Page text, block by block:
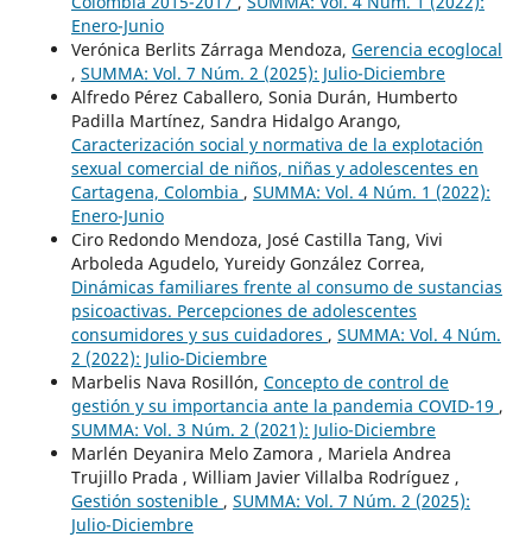
Enero-Junio
Verónica Berlits Zárraga Mendoza, Gerencia ecoglocal
, SUMMA: Vol. 7 Núm. 2 (2025): Julio-Diciembre
Alfredo Pérez Caballero, Sonia Durán, Humberto
Padilla Martínez, Sandra Hidalgo Arango,
Caracterización social y normativa de la explotación
sexual comercial de niños, niñas y adolescentes en
Cartagena, Colombia , SUMMA: Vol. 4 Núm. 1 (2022):
Enero-Junio
Ciro Redondo Mendoza, José Castilla Tang, Vivi
Arboleda Agudelo, Yureidy González Correa,
Dinámicas familiares frente al consumo de sustancias
psicoactivas. Percepciones de adolescentes
consumidores y sus cuidadores , SUMMA: Vol. 4 Núm.
2 (2022): Julio-Diciembre
Marbelis Nava Rosillón, Concepto de control de
gestión y su importancia ante la pandemia COVID-19 ,
SUMMA: Vol. 3 Núm. 2 (2021): Julio-Diciembre
Marlén Deyanira Melo Zamora , Mariela Andrea
Trujillo Prada , William Javier Villalba Rodríguez ,
Gestión sostenible , SUMMA: Vol. 7 Núm. 2 (2025):
Julio-Diciembre